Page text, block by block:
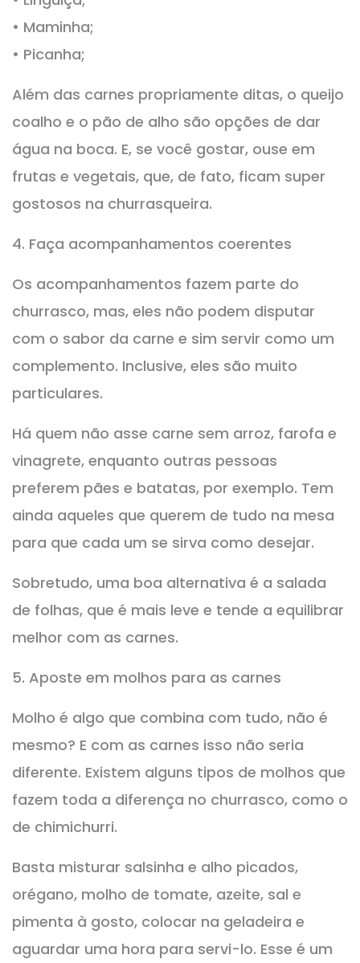
• Maminha;
• Picanha;
Além das carnes propriamente ditas, o queijo
coalho e o pão de alho são opções de dar
água na boca. E, se você gostar, ouse em
frutas e vegetais, que, de fato, ficam super
gostosos na churrasqueira.
4. Faça acompanhamentos coerentes
Os acompanhamentos fazem parte do
churrasco, mas, eles não podem disputar
com o sabor da carne e sim servir como um
complemento. Inclusive, eles são muito
particulares.
Há quem não asse carne sem arroz, farofa e
vinagrete, enquanto outras pessoas
preferem pães e batatas, por exemplo. Tem
ainda aqueles que querem de tudo na mesa
para que cada um se sirva como desejar.
Sobretudo, uma boa alternativa é a salada
de folhas, que é mais leve e tende a equilibrar
melhor com as carnes.
5. Aposte em molhos para as carnes
Molho é algo que combina com tudo, não é
mesmo? E com as carnes isso não seria
diferente. Existem alguns tipos de molhos que
fazem toda a diferença no churrasco, como o
de chimichurri.
Basta misturar salsinha e alho picados,
orégano, molho de tomate, azeite, sal e
pimenta à gosto, colocar na geladeira e
aguardar uma hora para servi-lo. Esse é um